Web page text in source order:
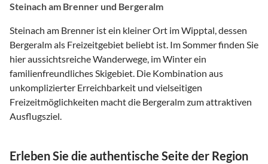
Steinach am Brenner und Bergeralm
Steinach am Brenner ist ein kleiner Ort im Wipptal, dessen
Bergeralm als Freizeitgebiet beliebt ist. Im Sommer finden Sie
hier aussichtsreiche Wanderwege, im Winter ein
familienfreundliches Skigebiet. Die Kombination aus
unkomplizierter Erreichbarkeit und vielseitigen
Freizeitmöglichkeiten macht die Bergeralm zum attraktiven
Ausflugsziel.
Erleben Sie die authentische Seite der Region